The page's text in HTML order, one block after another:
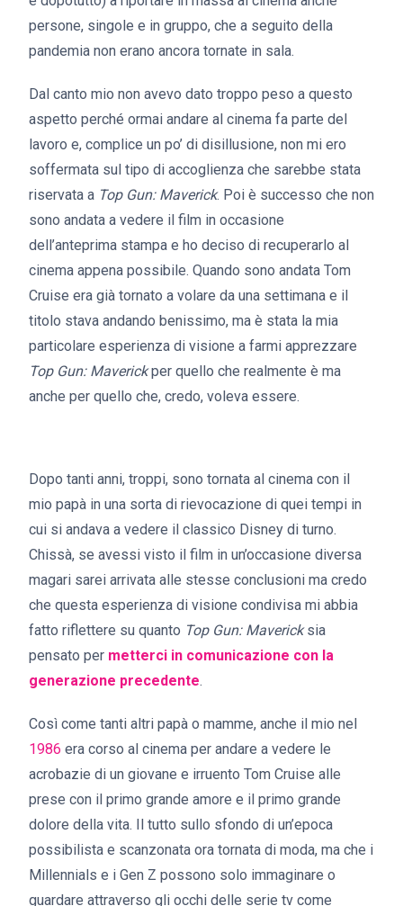
persone, singole e in gruppo, che a seguito della
pandemia non erano ancora tornate in sala.
Dal canto mio non avevo dato troppo peso a questo
aspetto perché ormai andare al cinema fa parte del
lavoro e, complice un po’ di disillusione, non mi ero
soffermata sul tipo di accoglienza che sarebbe stata
riservata a Top Gun: Maverick. Poi è successo che non
sono andata a vedere il film in occasione
dell’anteprima stampa e ho deciso di recuperarlo al
cinema appena possibile. Quando sono andata Tom
Cruise era già tornato a volare da una settimana e il
titolo stava andando benissimo, ma è stata la mia
particolare esperienza di visione a farmi apprezzare
Top Gun: Maverickper quello che realmente è ma
anche per quello che, credo, voleva essere.
Dopo tanti anni, troppi, sono tornata al cinema con il
mio papà in una sorta di rievocazione di quei tempi in
cui si andava a vedere il classico Disney di turno.
Chissà, se avessi visto il film in un’occasione diversa
magari sarei arrivata alle stesse conclusioni ma credo
che questa esperienza di visione condivisa mi abbia
fatto riflettere su quanto Top Gun: Mavericksia
pensato per metterci in comunicazione con la
generazione precedente.
Così come tanti altri papà o mamme, anche il mio nel
1986 era corso al cinema per andare a vedere le
acrobazie di un giovane e irruento Tom Cruise alle
prese con il primo grande amore e il primo grande
dolore della vita. Il tutto sullo sfondo di un’epoca
possibilista e scanzonata ora tornata di moda, ma che i
Millennials e i Gen Z possono solo immaginare o
guardare attraverso gli occhi delle serie tv come